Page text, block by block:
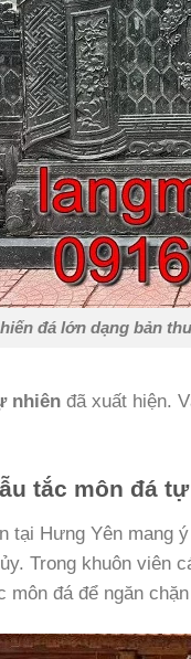
đá lớn dạng bản
nhiên đã xuất hiện.
tắc môn đá
tại Hưng Yên mang
Trong khuôn viên
môn đá để ngăn